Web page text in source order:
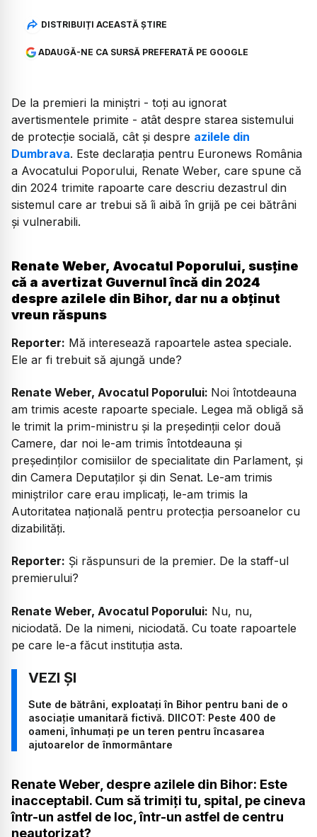
DISTRIBUIȚI ACEASTĂ ȘTIRE
ADAUGĂ-NE CA SURSĂ PREFERATĂ PE GOOGLE
De la premieri la miniștri - toți au ignorat
avertismentele primite - atât despre starea sistemului
de protecție socială, cât și despre azilele din
Dumbrava. Este declarația pentru Euronews România
a Avocatului Poporului, Renate Weber, care spune că
din 2024 trimite rapoarte care descriu dezastrul din
sistemul care ar trebui să îi aibă în grijă pe cei bătrâni
și vulnerabili.
Renate Weber, Avocatul Poporului, susține
că a avertizat Guvernul încă din 2024
despre azilele din Bihor, dar nu a obținut
vreun răspuns
Reporter: Mă interesează rapoartele astea speciale.
Ele ar fi trebuit să ajungă unde?
Renate Weber, Avocatul Poporului: Noi întotdeauna
am trimis aceste rapoarte speciale. Legea mă obligă să
le trimit la prim-ministru și la președinții celor două
Camere, dar noi le-am trimis întotdeauna și
președinților comisiilor de specialitate din Parlament, și
din Camera Deputaților și din Senat. Le-am trimis
miniștrilor care erau implicați, le-am trimis la
Autoritatea națională pentru protecția persoanelor cu
dizabilități.
Reporter: Și răspunsuri de la premier. De la staff-ul
premierului?
Renate Weber, Avocatul Poporului: Nu, nu,
niciodată. De la nimeni, niciodată. Cu toate rapoartele
pe care le-a făcut instituția asta.
Sute de bătrâni, exploatați în Bihor pentru bani de o
asociație umanitară fictivă. DIICOT: Peste 400 de
oameni, înhumați pe un teren pentru încasarea
ajutoarelor de înmormântare
Renate Weber, despre azilele din Bihor: Este
inacceptabil. Cum să trimiți tu, spital, pe cineva
într-un astfel de loc, într-un astfel de centru
neautorizat?